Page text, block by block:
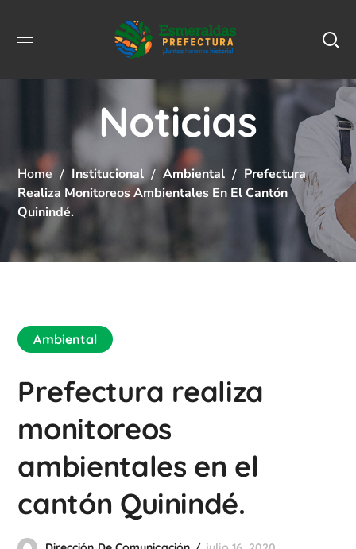
Noticias
Home Institucional Ambiental
Prefectura
Realiza Monitoreos Ambientales En El Cantón
Quinindé.
Ambiental
Prefectura realiza
monitoreos
ambientales en el
cantón Quinindé.